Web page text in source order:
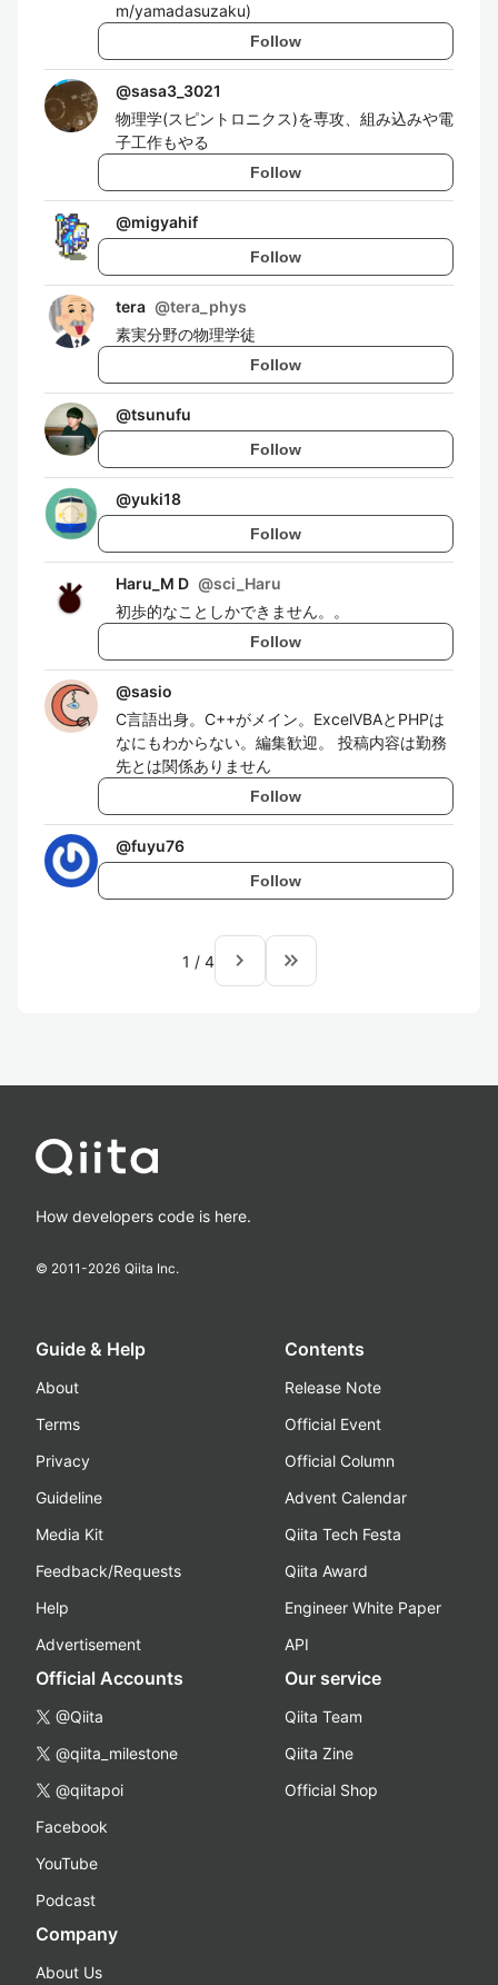
m/yamadasuzaku)
Follow
@sasa3_3021
物理学(スピントロニクス)を専攻、組み込みや電
子工作もやる
Follow
@migyahif
Follow
tera @tera_phys
素実分野の物理学徒
Follow
@tsunufu
Follow
@yuki18
Follow
Haru_M D @sci_Haru
初歩的なことしかできません。。
Follow
@sasio
C言語出身。C++がメイン。ExcelVBAとPHPは
なにもわからない。編集歓迎。 投稿内容は勤務
先とは関係ありません
Follow
@fuyu76
Follow
1 / 4 navigate_next keyboard_double_arrow_right
How developers code is here.
© 2011-2026 Qiita Inc.
Guide & Help
About
Terms
Privacy
Guideline
Media Kit
Feedback/Requests
Help
Advertisement
Contents
Release Note
Official Event
Official Column
Advent Calendar
Qiita Tech Festa
Qiita Award
Engineer White Paper
API
Official Accounts
@Qiita
@qiita_milestone
@qiitapoi
Facebook
YouTube
Podcast
Our service
Qiita Team
Qiita Zine
Official Shop
Company
About Us